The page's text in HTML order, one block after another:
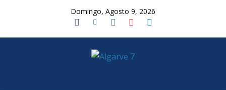
Domingo, Agosto 9, 2026